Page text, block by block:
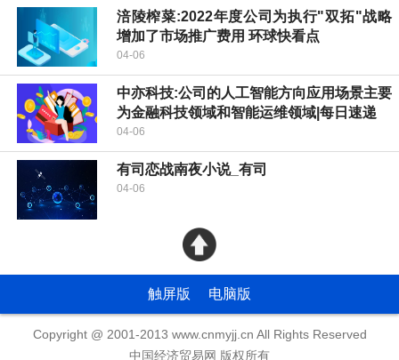
涪陵榨菜:2022年度公司为执行"双拓"战略
增加了市场推广费用 环球快看点
04-06
中亦科技:公司的人工智能方向应用场景主要
为金融科技领域和智能运维领域|每日速递
04-06
有司恋战南夜小说_有司
04-06
触屏版 电脑版
Copyright @ 2001-2013 www.cnmyjj.cn All Rights Reserved
中国经济贸易网 版权所有